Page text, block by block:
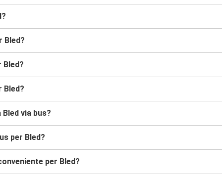
Bled?
Bled?
via bus?
per Bled?
per Bled?